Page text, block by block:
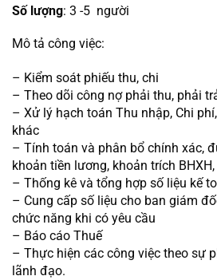
Số lượng: 3 -5  người
Mô tả công việc:
– Kiểm soát phiếu thu, chi
– Theo dõi công nợ phải thu, phải
– Xử lý hạch toán Thu nhập, Chi
khác
– Tính toán và phân bổ chính xác,
khoản tiền lương, khoản trích BHXH,
– Thống kê và tổng hợp số liệu kế
– Cung cấp số liệu cho ban giám
chức năng khi có yêu cầu
– Báo cáo Thuế
– Thực hiện các công việc theo sự
lãnh đạo.